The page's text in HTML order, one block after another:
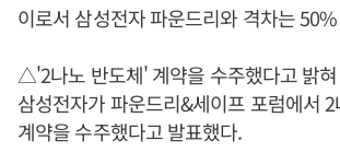
이로서 삼성전자 파운드리와 격차는
△'2나노 반도체' 계약을 수주했다고 밝혀
삼성전자가 파운드리&세이프 포럼에서
계약을 수주했다고 발표했다.